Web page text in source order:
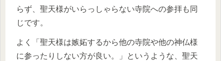
らず、聖天様がいらっしゃらない寺院への参拝も同
じです。
よく「聖天様は嫉妬するから他の寺院や他の神仏様
に参ったりしない方が良い。」というような、聖天